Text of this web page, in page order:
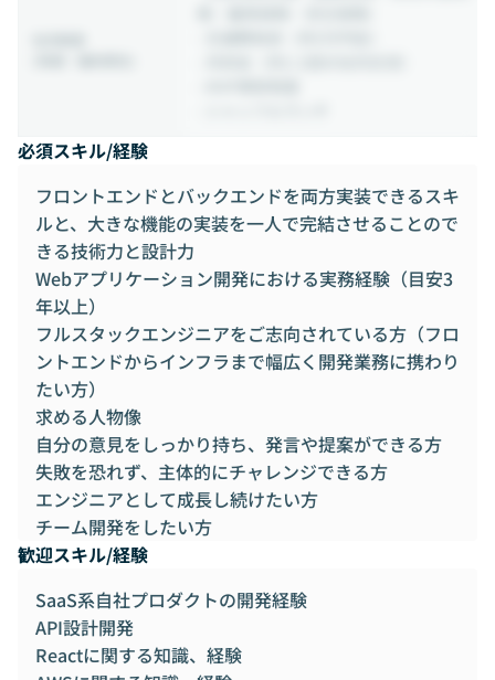
必須スキル/経験
フロントエンドとバックエンドを両方実装できるスキ
ルと、大きな機能の実装を一人で完結させることので
きる技術力と設計力
Webアプリケーション開発における実務経験（目安3
年以上）
フルスタックエンジニアをご志向されている方（フロ
ントエンドからインフラまで幅広く開発業務に携わり
たい方）
求める人物像
自分の意見をしっかり持ち、発言や提案ができる方
失敗を恐れず、主体的にチャレンジできる方
エンジニアとして成長し続けたい方
チーム開発をしたい方
歓迎スキル/経験
SaaS系自社プロダクトの開発経験
API設計開発
Reactに関する知識、経験